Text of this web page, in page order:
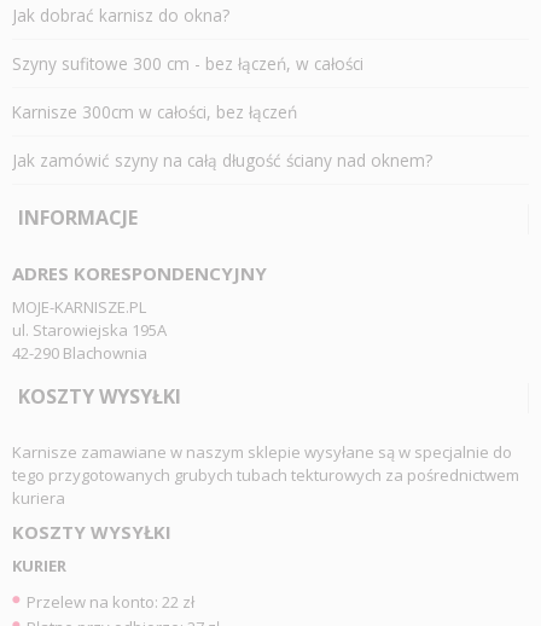
Jak dobrać karnisz do okna?
Szyny sufitowe 300 cm - bez łączeń, w całości
Karnisze 300cm w całości, bez łączeń
Jak zamówić szyny na całą długość ściany nad oknem?
INFORMACJE
ADRES KORESPONDENCYJNY
MOJE-KARNISZE.PL
ul. Starowiejska 195A
42-290 Blachownia
KOSZTY WYSYŁKI
Karnisze zamawiane w naszym sklepie wysyłane są w specjalnie do
tego przygotowanych grubych tubach tekturowych za pośrednictwem
kuriera
KOSZTY WYSYŁKI
KURIER
Przelew na konto: 22 zł